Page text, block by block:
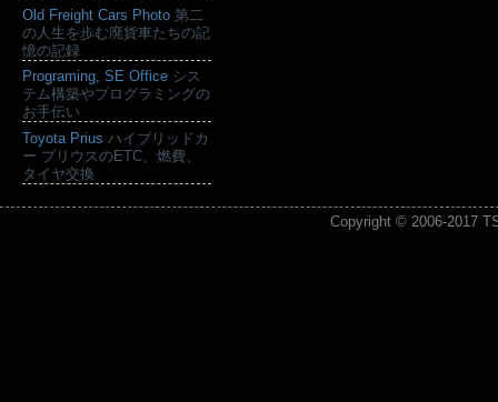
Old Freight Cars Photo 第二
の人生を歩む廃貨車たちの記
憶の記録
Programing, SE Office シス
テム構築やプログラミングの
お手伝い
Toyota Prius ハイブリッドカ
ー プリウスのETC、燃費、
タイヤ交換
Copyright © 2006-2017